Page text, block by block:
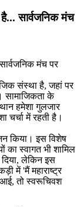
सार्वजनिक मंच
संस्था है, जहां पर
सामाजिकता के
हमेशा गुलजार
चर्चा में रहती है।
किया। इस विशेष
का स्वागत भी शामिल
लेकिन इस
में 'मैं महाराष्ट्र
आई, तो स्वरूचिवश